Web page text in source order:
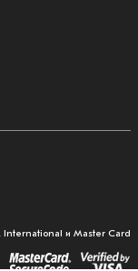
International и Master Card